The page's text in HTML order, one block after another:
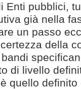
Enti pubblici,
già nella
un passo
della
di livello
quello